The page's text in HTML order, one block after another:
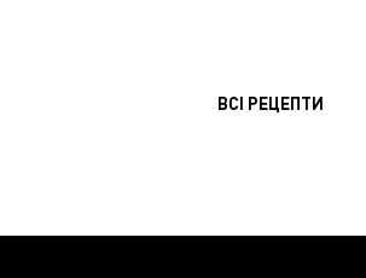
ВСІ РЕЦЕПТИ